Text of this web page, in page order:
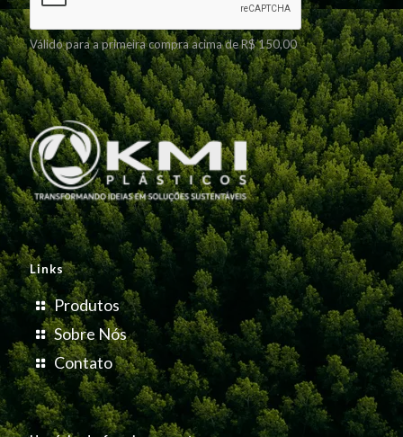
Válido para a primeira compra acima de R$ 150,00
Links
Produtos
Sobre Nós
Contato